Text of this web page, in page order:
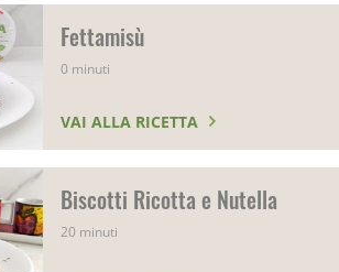
Fettamisù
0 minuti
VAI ALLA RICETTA
Biscotti Ricotta e Nutella
20 minuti